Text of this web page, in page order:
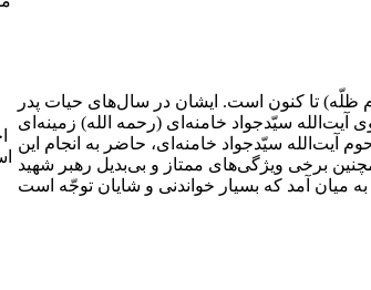
ظلّه) تا کنون است. ایشان در سال‌های حیات پدر
سیّدجواد خامنه‌ای (رحمه الله) زمینه‌ای
سیّدجواد خامنه‌ای، حاضر به انجام این
خاطرات شخصی و همچنین برخی ویژگی‌های ممتاز و بی‌بدیل رهبر شهید
به میان آمد که بسیار خواندنی و شایان توجّه است